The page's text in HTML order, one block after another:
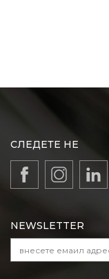
СЛЕДЕТЕ НЕ
NEWSLETTER